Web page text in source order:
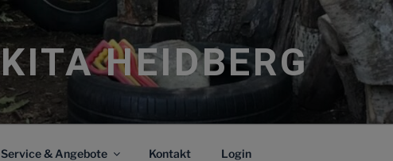
KITA HEIDBERG
Service & Angebote Kontakt Login